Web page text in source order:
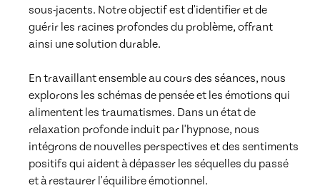
sous-jacents. Notre objectif est d'identifier et de
guérir les racines profondes du problème, offrant
ainsi une solution durable.
En travaillant ensemble au cours des séances, nous
explorons les schémas de pensée et les émotions qui
alimentent les traumatismes. Dans un état de
relaxation profonde induit par l'hypnose, nous
intégrons de nouvelles perspectives et des sentiments
positifs qui aident à dépasser les séquelles du passé
et à restaurer l'équilibre émotionnel.